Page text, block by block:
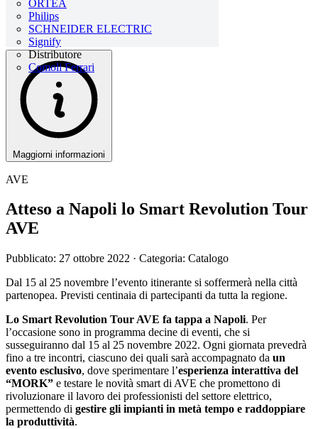
ORTEA
Philips
SCHNEIDER ELECTRIC
Signify
Distributore
Comoli Ferrari
Maggiorni informazioni
AVE
Atteso a Napoli lo Smart Revolution Tour
AVE
Pubblicato: 27 ottobre 2022 · Categoria: Catalogo
Dal 15 al 25 novembre l’evento itinerante si soffermerà nella città
partenopea. Previsti centinaia di partecipanti da tutta la regione.
Lo Smart Revolution Tour AVE fa tappa a Napoli. Per
l’occasione sono in programma decine di eventi, che si
susseguiranno dal 15 al 25 novembre 2022. Ogni giornata prevedrà
fino a tre incontri, ciascuno dei quali sarà accompagnato da un
evento esclusivo, dove sperimentare l’esperienza interattiva del
“MORK” e testare le novità smart di AVE che promettono di
rivoluzionare il lavoro dei professionisti del settore elettrico,
permettendo di gestire gli impianti in metà tempo e raddoppiare
la produttività.